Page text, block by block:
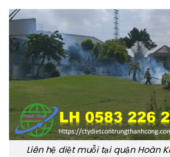
Liên hệ diệt muỗi tại quận Hoàn